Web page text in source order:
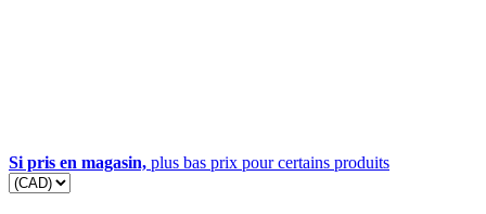
Si pris en magasin, plus bas prix pour certains produits